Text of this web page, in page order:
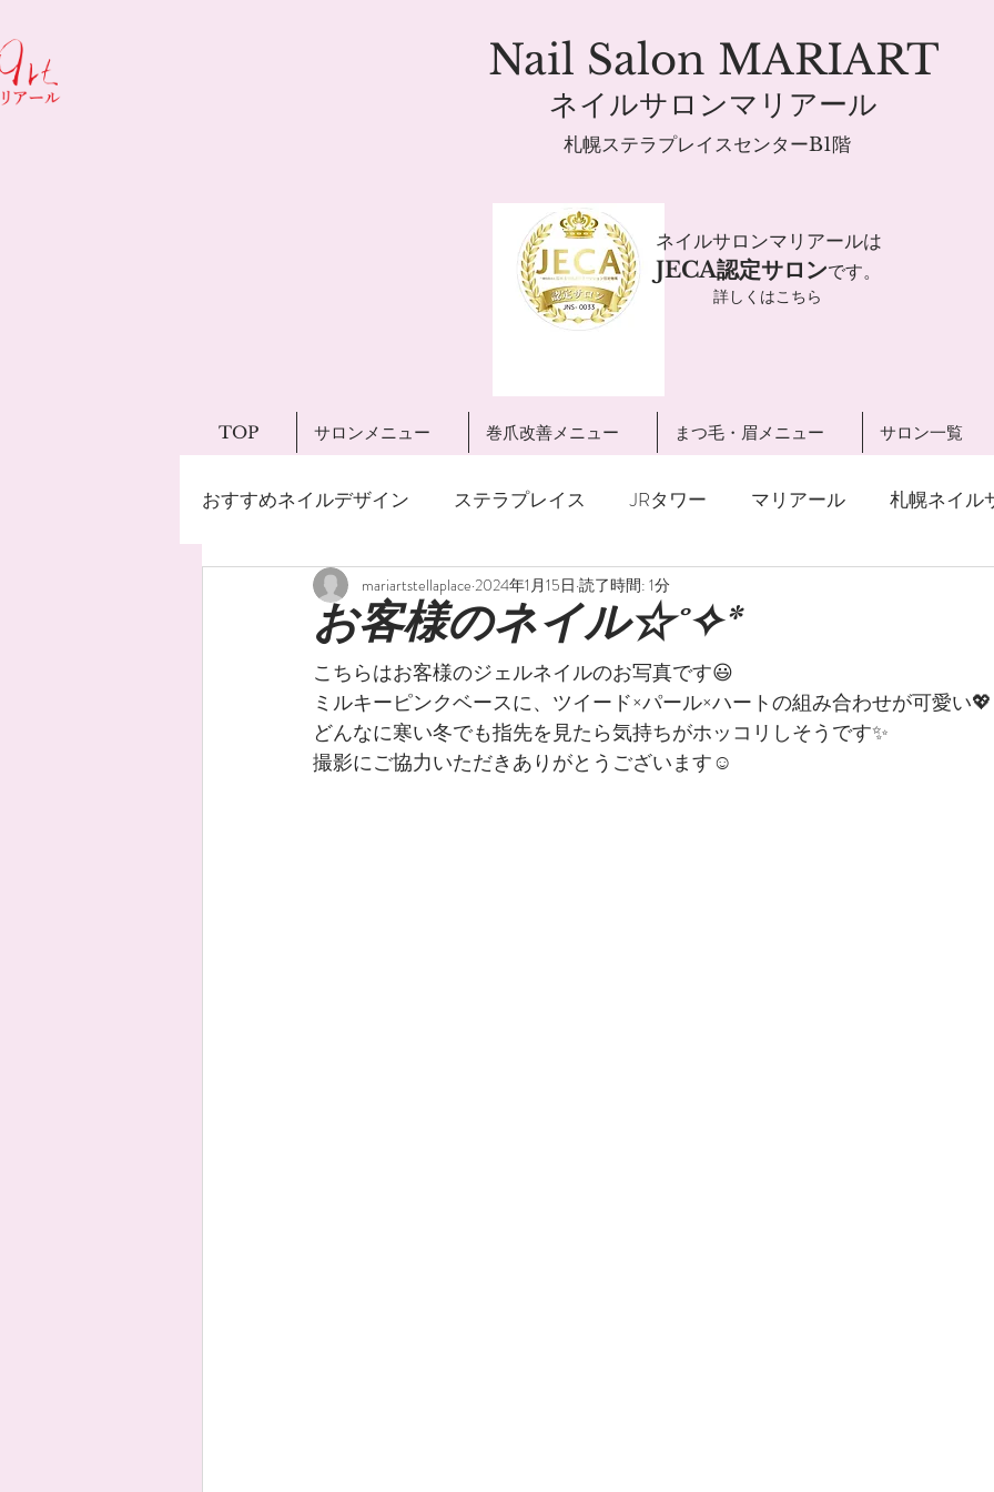
Nail Salon MARIART
ネイルサロンマリアール
札幌ステラプレイスセンターB1階
ネイルサロンマリアールは
JECA認定サロンです。
詳しくはこちら
TOP サロンメニュー 巻爪改善メニュー まつ毛・眉メニュー サロン一覧
おすすめネイルデザイン ステラプレイス JRタワー マリアール 札幌ネイル
ネイルサロン ステラ 札幌駅 春ネイル
ジェルネイルデザイン ジェルネイル ストロングネイル
ネイルオイル 手荒れ 乾燥対策 フットネイル
お客様のネイル☆˚✧*
mariartstellaplace 2024年1月15日 読了時間: 1分
こちらはお客様のジェルネイルのお写真です😃
ミルキーピンクベースに、ツイード×パール×ハートの組み合わせが可愛い💖
どんなに寒い冬でも指先を見たら気持ちがホッコリしそうです✨
撮影にご協力いただきありがとうございます☺️